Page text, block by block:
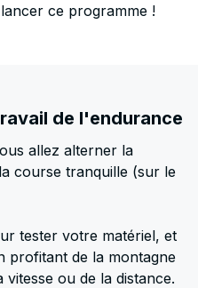
ce programme !
de l'endurance
allez alterner la
course tranquille (sur le
tester votre matériel, et
profitant de la montagne
ou de la distance.